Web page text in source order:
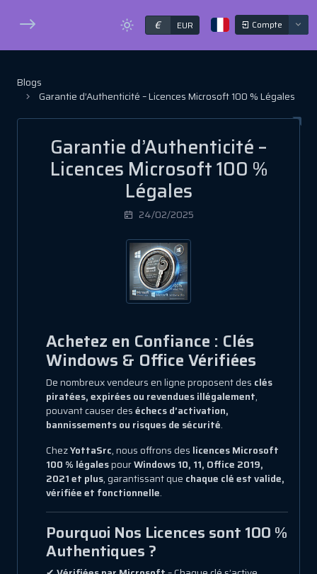
€ EUR Compte
Blogs
Garantie d’Authenticité – Licences Microsoft 100 % Légales
Garantie d’Authenticité –
Licences Microsoft 100 %
Légales
24/02/2025
Achetez en Confiance : Clés
Windows & Office Vérifiées
De nombreux vendeurs en ligne proposent des clés
piratées, expirées ou revendues illégalement,
pouvant causer deséchecs d’activation,
bannissements ou risques de sécurité.
ChezYottaSrc, nous offrons des licences Microsoft
100 % légalespourWindows 10, 11, Office 2019,
2021 et plus, garantissant que chaque clé est valide,
vérifiée et fonctionnelle.
Pourquoi Nos Licences sont 100 %
Authentiques ?